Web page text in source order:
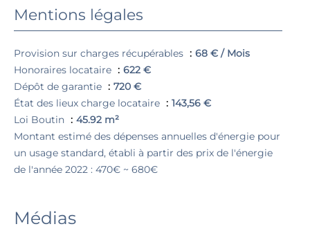
Mentions légales
Provision sur charges récupérables
68 € / Mois
Honoraires locataire
622 €
Dépôt de garantie
720 €
État des lieux charge locataire
143,56 €
Loi Boutin
45.92 m²
Montant estimé des dépenses annuelles d'énergie pour
un usage standard, établi à partir des prix de l'énergie
de l'année 2022 : 470€ ~ 680€
Médias